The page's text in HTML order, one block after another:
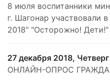
8 июля воспитанники
г. Шагонар участвовали
2018" "Осторожно! Дети!"
27 декабря 2018, Четверг
ОНЛАЙН-ОПРОС